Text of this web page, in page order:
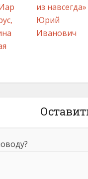
из навсегда»
Юрий
Иванович